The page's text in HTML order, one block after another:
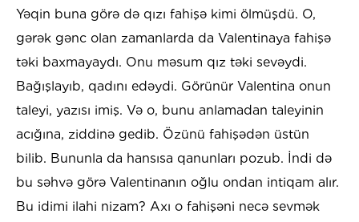
Yəqin buna görə də qızı fahişə kimi ölmüşdü. O,
gərək gənc olan zamanlarda da Valentinaya fahişə
təki baxmayaydı. Onu məsum qız təki sevəydi.
Bağışlayıb, qadını edəydi. Görünür Valentina onun
taleyi, yazısı imiş. Və o, bunu anlamadan taleyinin
acığına, ziddinə gedib. Özünü fahişədən üstün
bilib. Bununla da hansısa qanunları pozub. İndi də
bu səhvə görə Valentinanın oğlu ondan intiqam alır.
Bu idimi ilahi nizam? Axı o fahişəni necə sevmək